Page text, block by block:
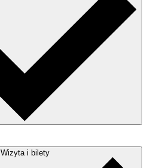
Wizyta i bilety